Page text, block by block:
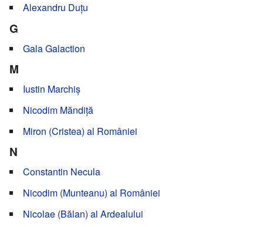
Alexandru Duțu
G
Gala Galaction
M
Iustin Marchiș
Nicodim Măndiță
Miron (Cristea) al României
N
Constantin Necula
Nicodim (Munteanu) al României
Nicolae (Bălan) al Ardealului